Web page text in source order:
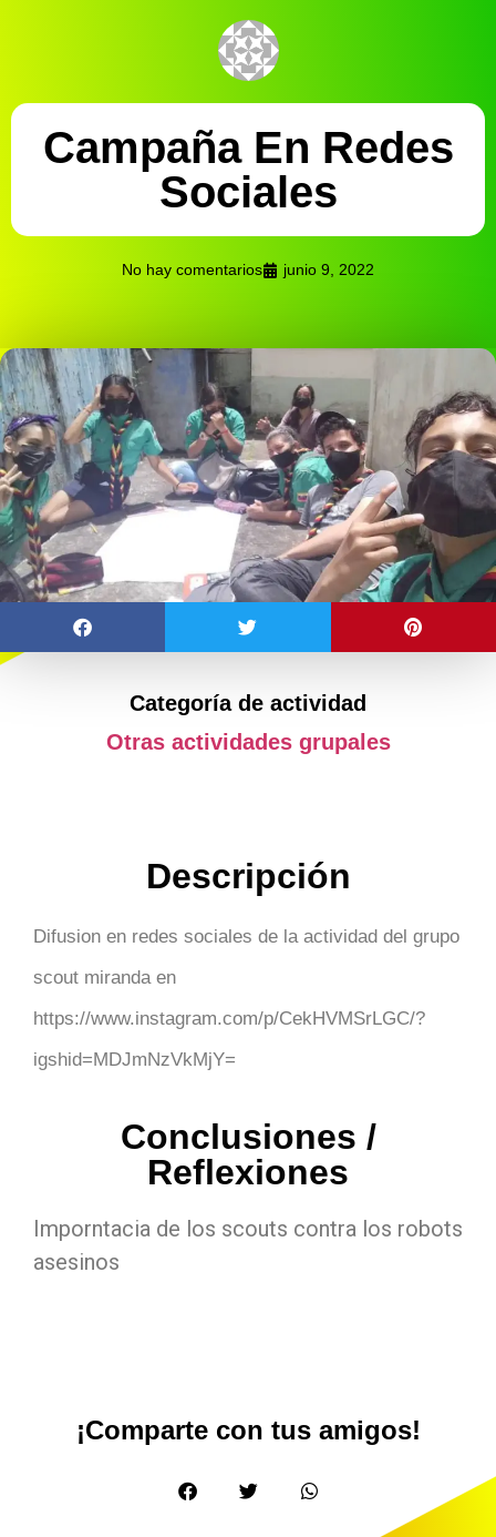
Campaña En Redes
Sociales
No hay comentarios junio 9, 2022
Categoría de actividad
Otras actividades grupales
Descripción
Difusion en redes sociales de la actividad del grupo
scout miranda en
https://www.instagram.com/p/CekHVMSrLGC/?
igshid=MDJmNzVkMjY=
Conclusiones /
Reflexiones
Imporntacia de los scouts contra los robots
asesinos
¡Comparte con tus amigos!